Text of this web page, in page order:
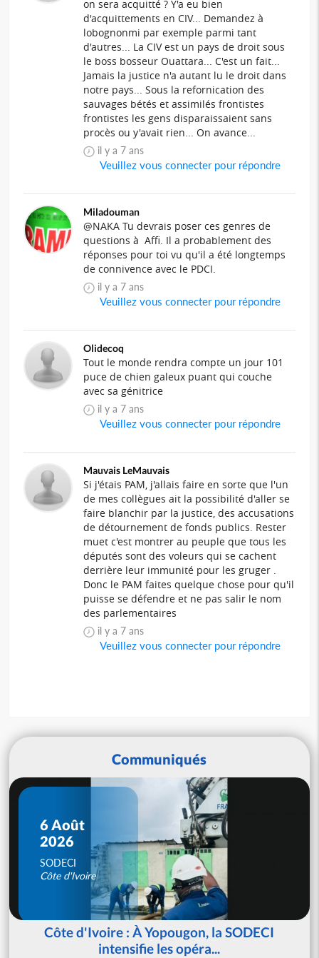
on sera acquitté ? Y'a eu bien
d'acquittements en CIV... Demandez à
lobognonmi par exemple parmi tant
d'autres... La CIV est un pays de droit sous
le boss bosseur Ouattara... C'est un fait...
Jamais la justice n'a autant lu le droit dans
notre pays... Sous la refornication des
sauvages bétés et assimilés frontistes
frontistes les gens disparaissaient sans
procès ou y'avait rien... On avance...
il y a 7 ans
Veuillez vous connecter pour répondre
Miladouman
@NAKA Tu devrais poser ces genres de
questions à Affi. Il a probablement des
réponses pour toi vu qu'il a été longtemps
de connivence avec le PDCI.
il y a 7 ans
Veuillez vous connecter pour répondre
Olidecoq
Tout le monde rendra compte un jour 101
puce de chien galeux puant qui couche
avec sa génitrice
il y a 7 ans
Veuillez vous connecter pour répondre
Mauvais LeMauvais
Si j'étais PAM, j'allais faire en sorte que l'un
de mes collègues ait la possibilité d'aller se
faire blanchir par la justice, des accusations
de détournement de fonds publics. Rester
muet c'est montrer au peuple que tous les
députés sont des voleurs qui se cachent
derrière leur immunité pour les gruger .
Donc le PAM faites quelque chose pour qu'il
puisse se défendre et ne pas salir le nom
des parlementaires
il y a 7 ans
Veuillez vous connecter pour répondre
Communiqués
6 Août
2026
SODECI
Côte d'Ivoire
Côte d'Ivoire : À Yopougon, la SODECI
intensifie les opéra...